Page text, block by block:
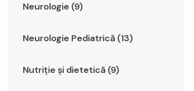
Neurologie (9)
Neurologie Pediatrică (13)
Nutriție și dietetică (9)